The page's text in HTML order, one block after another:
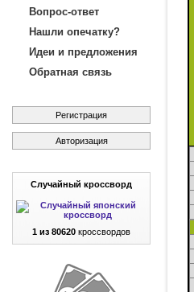
Вопрос-ответ
Нашли опечатку?
Идеи и предложения
Обратная связь
Регистрация
Авторизация
Случайный кроссворд
1 из 80620 кроссвордов